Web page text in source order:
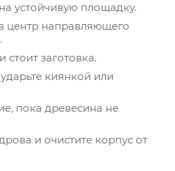
устойчивую площадку.
центр направляющего
стоит заготовка.
киянкой или
пока древесина не
и очистите корпус от